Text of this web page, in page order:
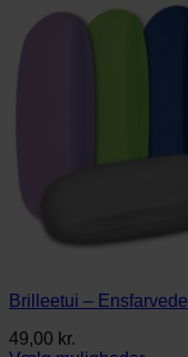
Brilleetui – Ensfarvede
49,00 kr.